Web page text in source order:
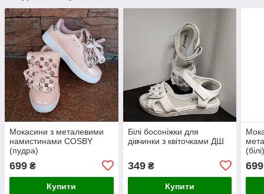
Мокасини з металевими
намистинами COSBY
(пудра)
699 ₴
Купити
Білі босоніжки для
дівчинки з квіточками ДШ
349₴
Купити
699